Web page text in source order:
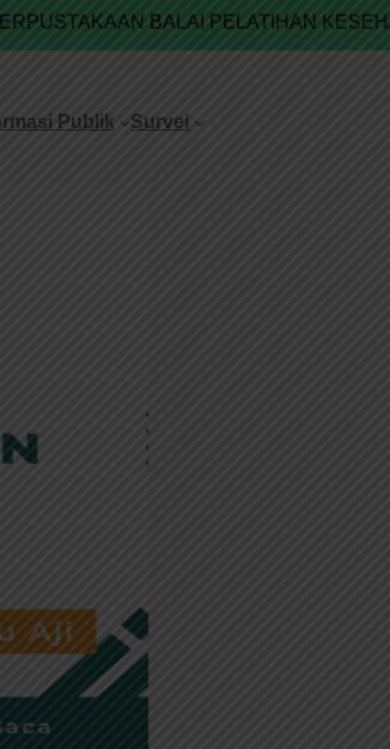
BALAI PELATIHAN KESEHATAN BATAM
Publik Survei